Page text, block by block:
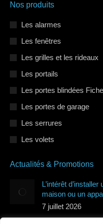
Nos produits
Les alarmes
Les fenêtres
Les grilles et les rideaux
Les portails
Les portes blindées
Les portes de garage
Les serrures
Les volets
Actualités & Promotions
L’intérêt
maison ou un
7 juillet 2026